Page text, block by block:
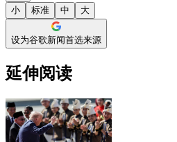
小 标准 中 大
设为谷歌新闻首选来源
延伸阅读